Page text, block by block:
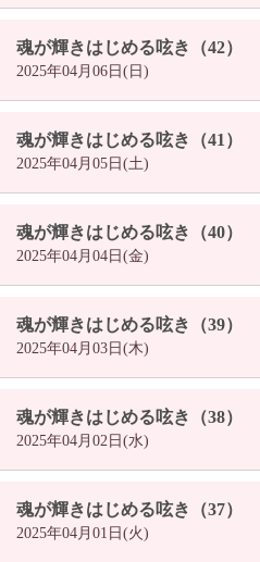
魂が輝きはじめる呟き（42）
2025年04月06日(日)
魂が輝きはじめる呟き（41）
2025年04月05日(土)
魂が輝きはじめる呟き（40）
2025年04月04日(金)
魂が輝きはじめる呟き（39）
2025年04月03日(木)
魂が輝きはじめる呟き（38）
2025年04月02日(水)
魂が輝きはじめる呟き（37）
2025年04月01日(火)